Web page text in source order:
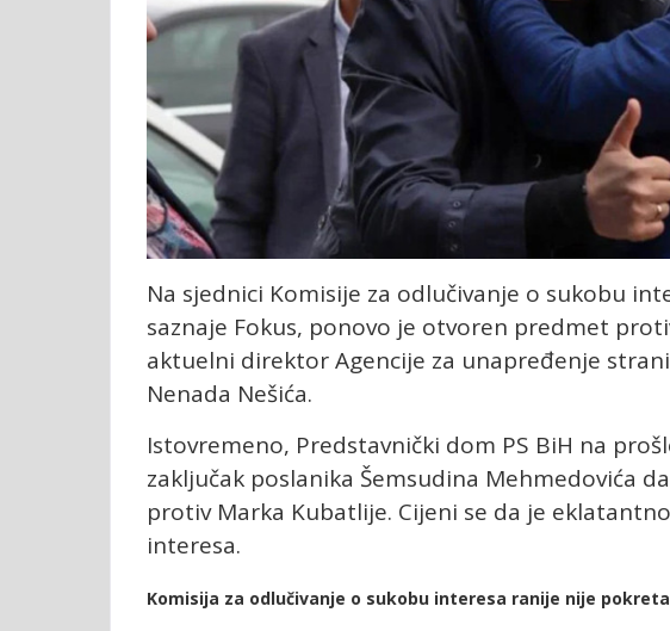
Na sjednici Komisije za odlučivanje o sukobu
saznaje Fokus, ponovo je otvoren predmet
aktuelni direktor Agencije za unapređenje
Nenada Nešića.
Istovremeno, Predstavnički dom PS BiH na
zaključak poslanika Šemsudina Mehmedovića
protiv Marka Kubatlije. Cijeni se da je
interesa.
Komisija za odlučivanje o sukobu interesa ranije nije